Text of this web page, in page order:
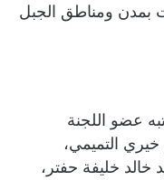
بمدن ومناطق الجبل
عضو اللجنة
“5+5” الفريق خيري التميمي،
خالد خليفة حفتر،